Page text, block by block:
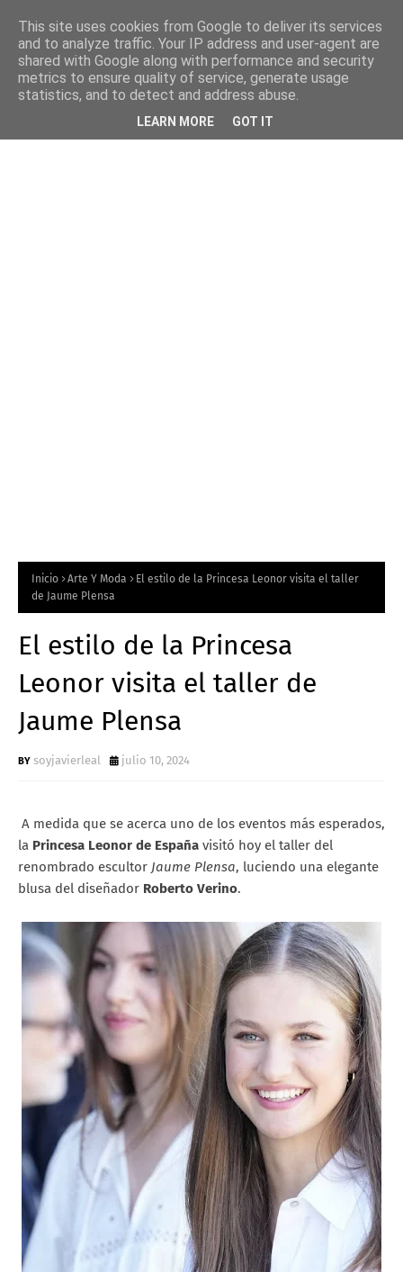
Inicio Arte Y Moda
El estilo de la Princesa Leonor visita el taller
de Jaume Plensa
El estilo de la Princesa
Leonor visita el taller de
Jaume Plensa
soyjavierleal julio 10, 2024
A medida que se acerca uno de los eventos más esperados,
la Princesa Leonor de España visitó hoy el taller del
renombrado escultor Jaume Plensa, luciendo una elegante
blusa del diseñador Roberto Verino.
This site uses cookies from Google to deliver its services
and to analyze traffic. Your IP address and user-agent are
shared with Google along with performance and security
metrics to ensure quality of service, generate usage
statistics, and to detect and address abuse.
LEARN MORE GOT IT